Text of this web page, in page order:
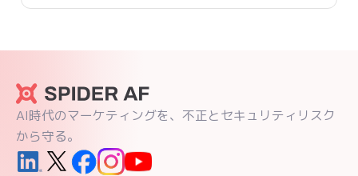
AI時代のマーケティングを、不正とセキュリティリスク
から守る。